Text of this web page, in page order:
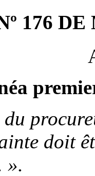
176
doit
».